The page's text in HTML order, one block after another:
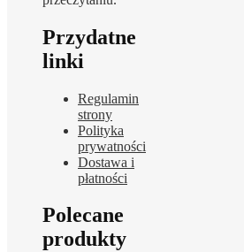
Przydatne
linki
Regulamin
strony
Polityka
prywatności
Dostawa i
płatności
Polecane
produkty